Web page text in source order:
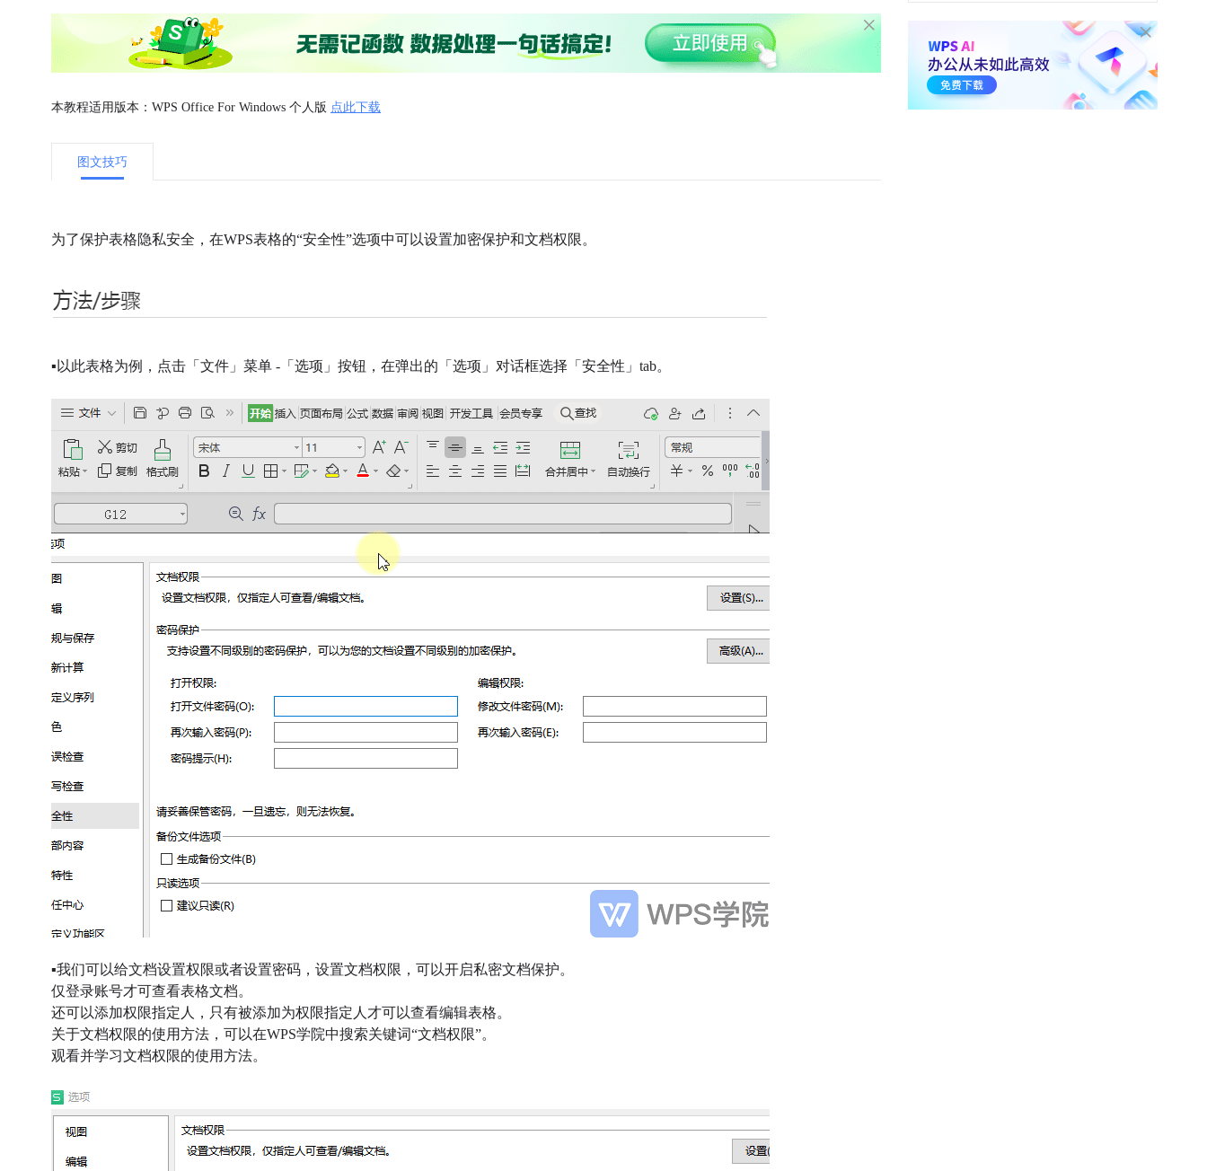
本教程适用版本：WPS Office For Windows 个人版 点此下载
图文技巧
为了保护表格隐私安全，在WPS表格的“安全性”选项中可以设置加密保护和文档权限。
▪ 以此表格为例，点击「文件」菜单 -「选项」按钮，在弹出的「选项」对话框选择「安全性」tab。
▪我们可以给文档设置权限或者设置密码，设置文档权限，可以开启私密文档保护。
仅登录账号才可查看表格文档。
还可以添加权限指定人，只有被添加为权限指定人才可以查看编辑表格。
关于文档权限的使用方法，可以在WPS学院中搜索关键词“文档权限”。
观看并学习文档权限的使用方法。